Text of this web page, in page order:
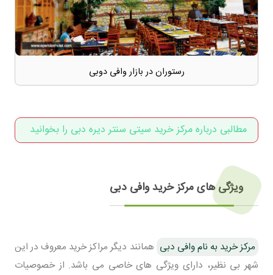
رستوران در بازار وافی دوبی
مطالبی درباره مرکز خرید سیتی سنتر دیره دبی را بخوانید
ویژگی های مرکز خرید وافی دبی
مرکز خرید به نام وافی دبی همانند دیگر مراکز خرید معروف در این
شهر بی نظیر، دارای ویژگی های خاصی می باشد. از خصوصیات